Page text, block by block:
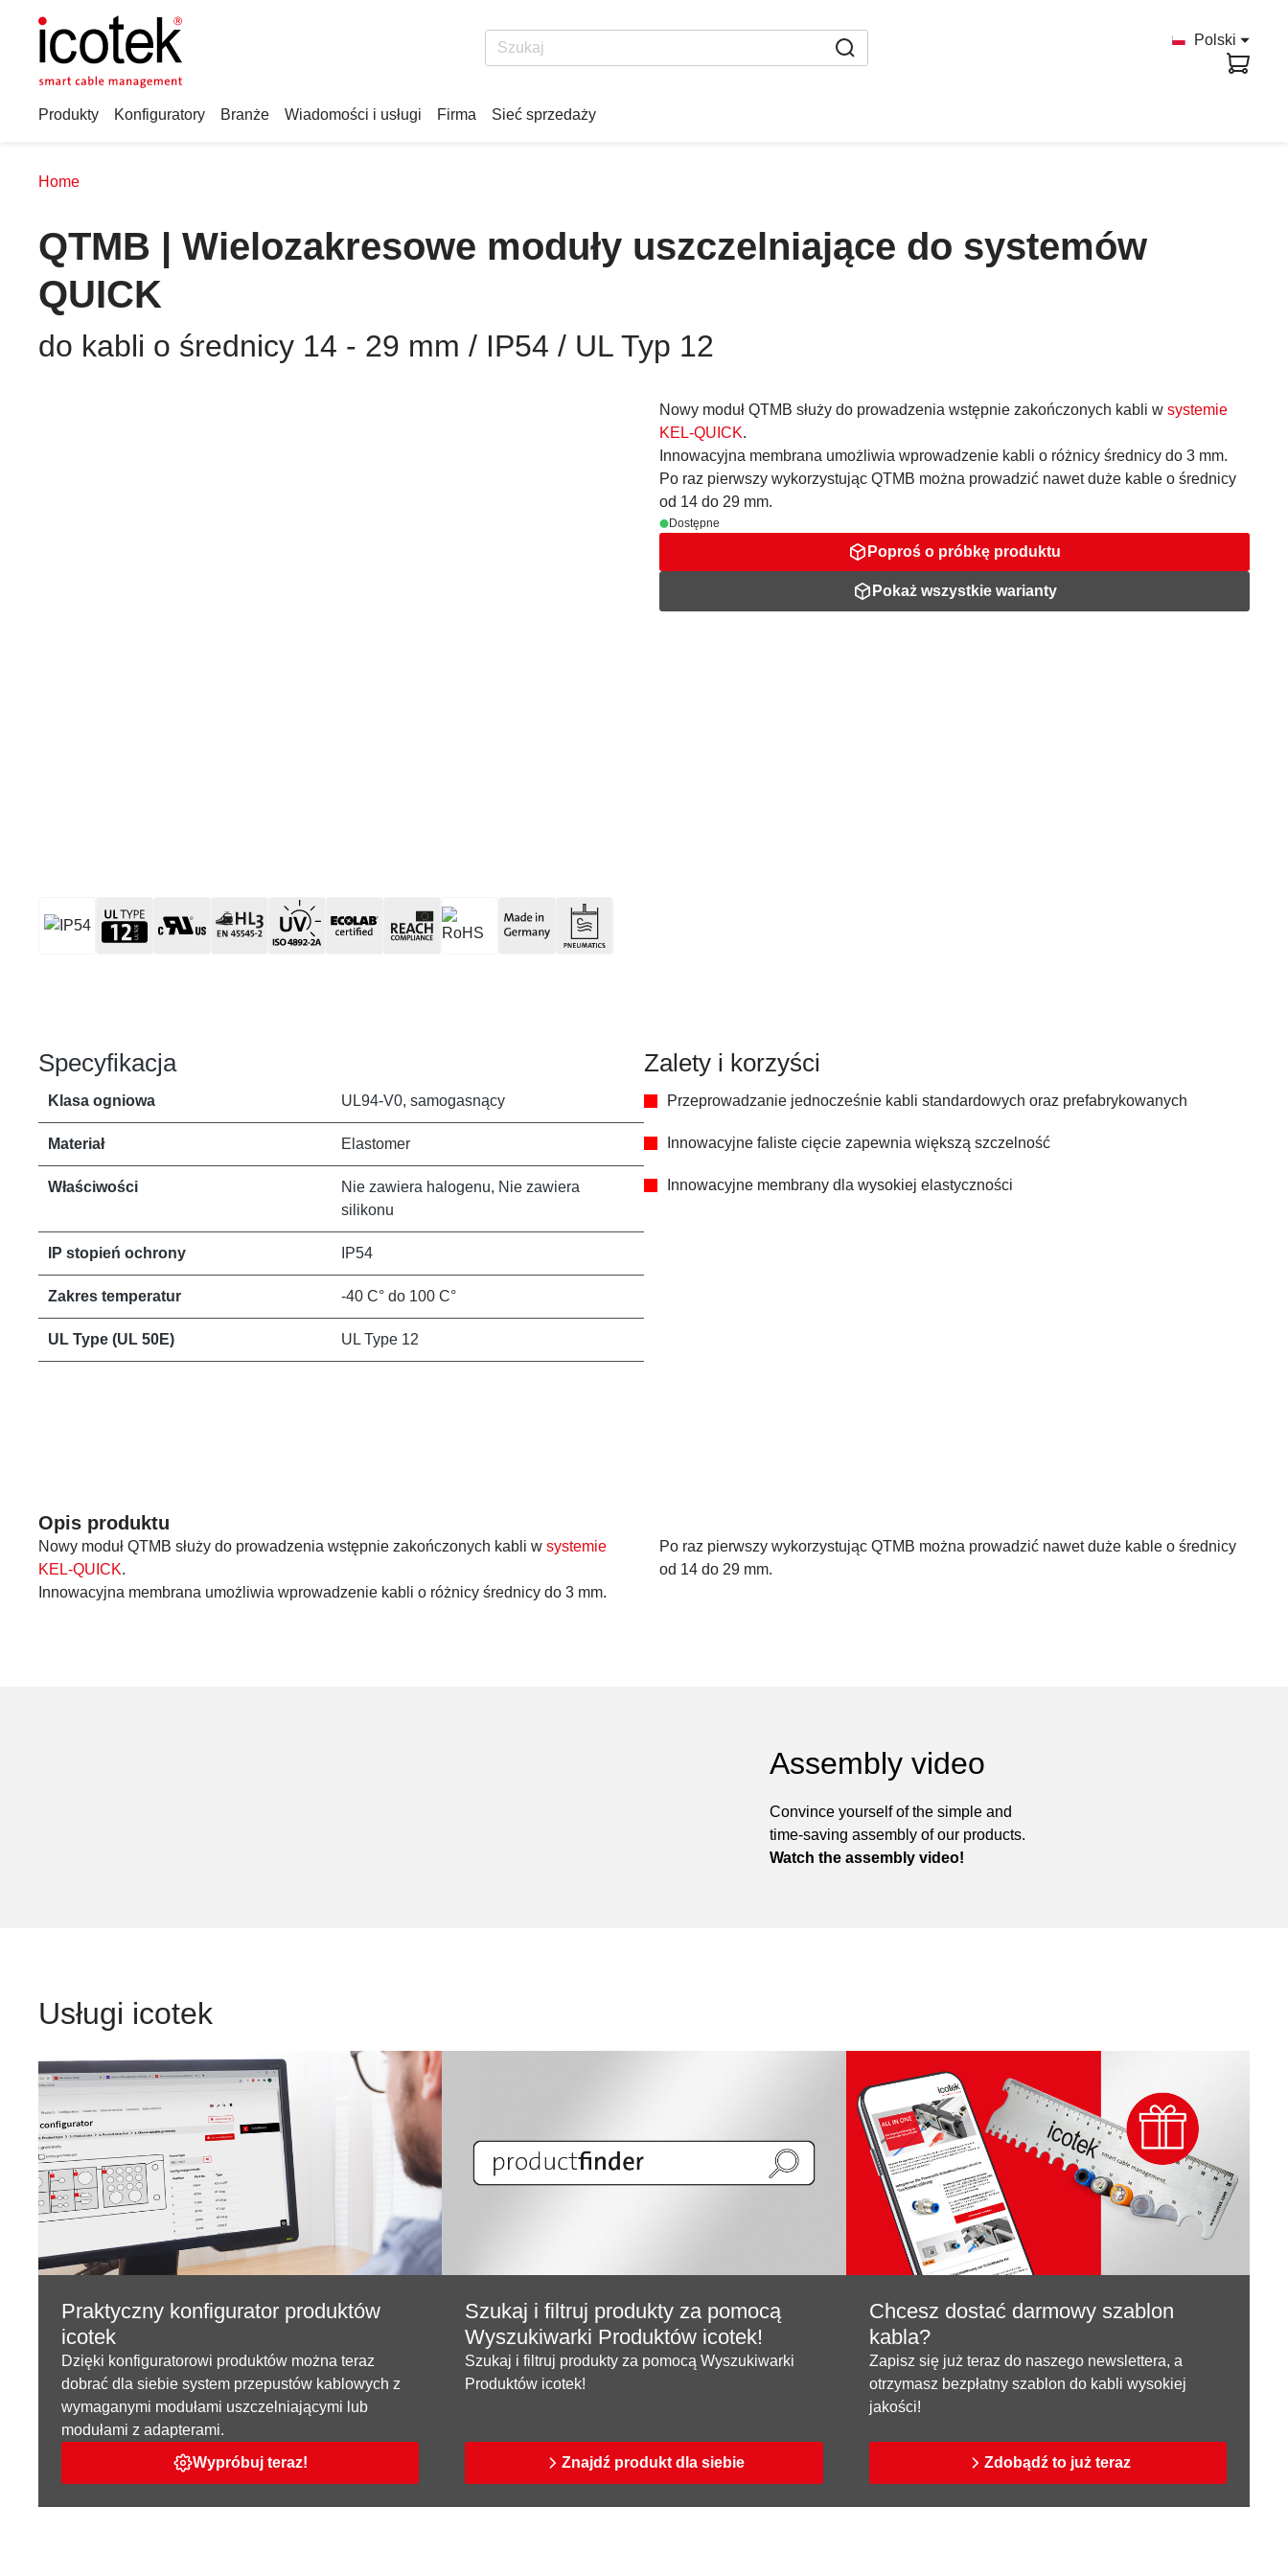
Polski
Produkty Konfiguratory Branże Wiadomości i usługi Firma Sieć sprzedaży
Home
QTMB | Wielozakresowe moduły uszczelniające do systemów
QUICK
do kabli o średnicy 14 - 29 mm / IP54 / UL Typ 12
Nowy moduł QTMB służy do prowadzenia wstępnie zakończonych kabli w systemie
KEL-QUICK.
Innowacyjna membrana umożliwia wprowadzenie kabli o różnicy średnicy do 3 mm.
Po raz pierwszy wykorzystując QTMB można prowadzić nawet duże kable o średnicy
od 14 do 29 mm.
Dostępne
Poproś o próbkę produktu
Pokaż wszystkie warianty
Specyfikacja
Klasa ogniowa UL94-V0, samogasnący
Materiał Elastomer
Właściwości
Nie zawiera halogenu, Nie zawiera
silikonu
IP stopień ochrony IP54
Zakres temperatur -40 C° do 100 C°
UL Type (UL 50E) UL Type 12
Zalety i korzyści
Przeprowadzanie jednocześnie kabli standardowych oraz prefabrykowanych
Innowacyjne faliste cięcie zapewnia większą szczelność
Innowacyjne membrany dla wysokiej elastyczności
Opis produktu
Nowy moduł QTMB służy do prowadzenia wstępnie zakończonych kabli w systemie
KEL-QUICK.
Innowacyjna membrana umożliwia wprowadzenie kabli o różnicy średnicy do 3 mm.
Po raz pierwszy wykorzystując QTMB można prowadzić nawet duże kable o średnicy
od 14 do 29 mm.
Assembly video
Convince yourself of the simple and
time-saving assembly of our products.
Watch the assembly video!
Usługi icotek
Praktyczny konfigurator produktów
icotek
Dzięki konfiguratorowi produktów można teraz
dobrać dla siebie system przepustów kablowych z
wymaganymi modułami uszczelniającymi lub
modułami z adapterami.
Wypróbuj teraz!
Szukaj i filtruj produkty za pomocą
Wyszukiwarki Produktów icotek!
Szukaj i filtruj produkty za pomocą Wyszukiwarki
Produktów icotek!
Znajdź produkt dla siebie
Chcesz dostać darmowy szablon
kabla?
Zapisz się już teraz do naszego newslettera, a
otrzymasz bezpłatny szablon do kabli wysokiej
jakości!
Zdobądź to już teraz